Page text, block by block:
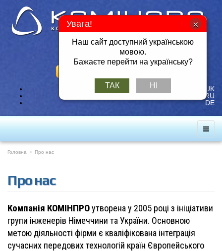
Тел./Факс: +380 57 717-49-14
Мобільний: +380 50 401-26-25
UK
RU
DE
Головна Про нас
Про нас
Компанія КОМІНПРОутворена у 2005 році з ініціативи
групи інженерів Німеччини та України. Основною
метою діяльності фірми є кваліфікована інтеграція
сучасних передових технологій країн Європейського
Увага!
Наш сайт доступний українською
мовою.
Бажаєте перейти на українську?
ТАК НІ